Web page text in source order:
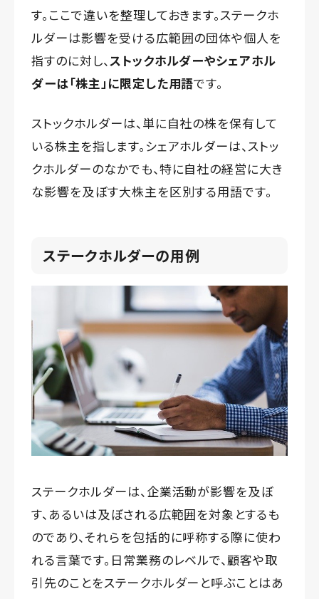
す。ここで違いを整理しておきます。ステークホ
ルダーは影響を受ける広範囲の団体や個人を
指すのに対し、 ストックホルダーやシェアホル
ダーは「株主」に限定した用語です。
ストックホルダーは、単に自社の株を保有して
いる株主を指します。シェアホルダーは、ストッ
クホルダーのなかでも、特に自社の経営に大き
な影響を及ぼす大株主を区別する用語です。
ステークホルダーの用例
ステークホルダーは、企業活動が影響を及ぼ
す、あるいは及ぼされる広範囲を対象とするも
のであり、それらを包括的に呼称する際に使わ
れる言葉です。日常業務のレベルで、顧客や取
引先のことをステークホルダーと呼ぶことはあ